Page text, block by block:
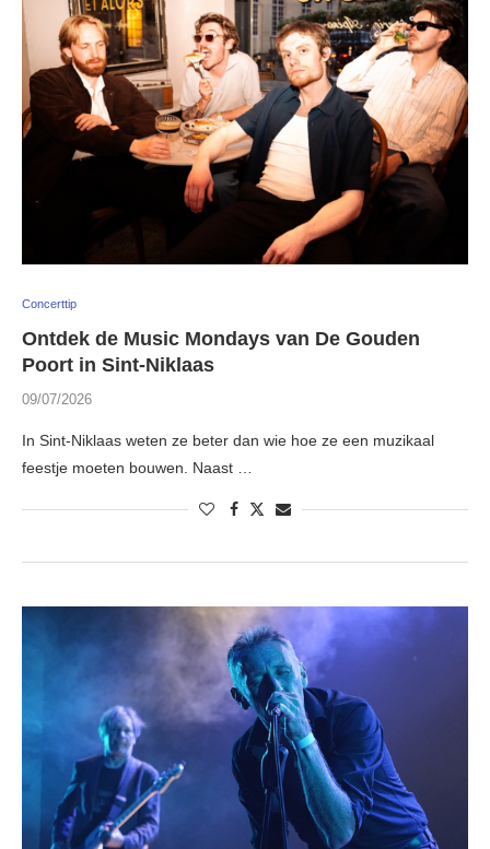
Concerttip
Ontdek de Music Mondays van De Gouden
Poort in Sint-Niklaas
09/07/2026
In Sint-Niklaas weten ze beter dan wie hoe ze een muzikaal
feestje moeten bouwen. Naast …